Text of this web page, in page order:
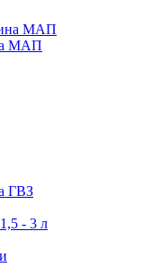
МАП
МАП
ГВЗ
- 3 л